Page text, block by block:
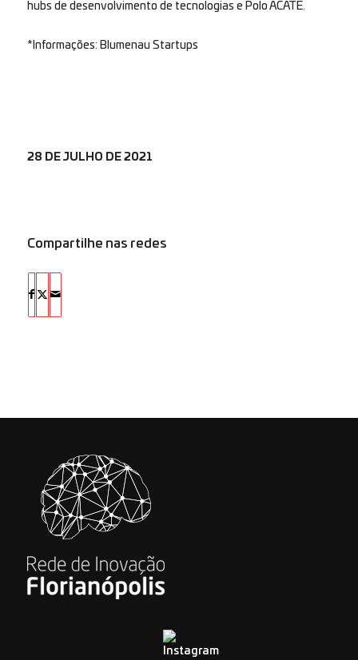
hubs de desenvolvimento de tecnologias e Polo ACATE.
*Informações: Blumenau Startups
28 DE JULHO DE 2021
Compartilhe nas redes